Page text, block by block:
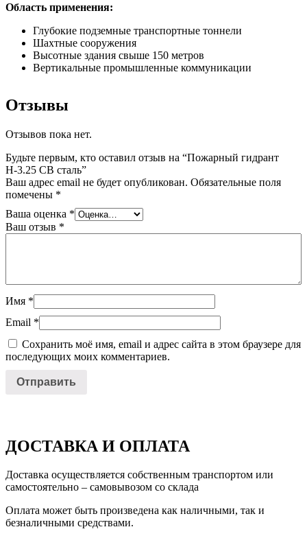
Область применения:
Глубокие подземные транспортные тоннели
Шахтные сооружения
Высотные здания свыше 150 метров
Вертикальные промышленные коммуникации
Отзывы
Отзывов пока нет.
Будьте первым, кто оставил отзыв на “Пожарный гидрант
Н-3.25 СВ сталь”
Ваш адрес email не будет опубликован. Обязательные поля
помечены *
Ваша оценка *
Ваш отзыв *
Имя *
Email *
Сохранить моё имя, email и адрес сайта в этом браузере для
последующих моих комментариев.
ДОСТАВКА И ОПЛАТА
Доставка осуществляется собственным транспортом или
самостоятельно – самовывозом со склада
Оплата может быть произведена как наличными, так и
безналичными средствами.